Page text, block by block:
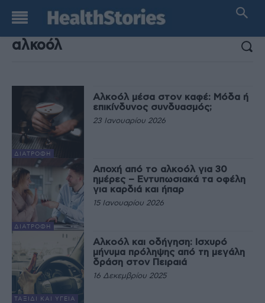
ΑΠΟΤΕΛΕΣΜΑΤΑ ΑΝΑΖΗΤΗΣΗΣ:
ΔΙΑΤΡΟΦΉ
Αλκοόλ μέσα στον καφέ: Μόδα ή
επικίνδυνος συνδυασμός;
23 Ιανουαρίου 2026
ΔΙΑΤΡΟΦΉ
Αποχή από το αλκοόλ για 30
ημέρες – Εντυπωσιακά τα οφέλη
για καρδιά και ήπαρ
15 Ιανουαρίου 2026
ΤΑΞΊΔΙ ΚΑΙ ΥΓΕΊΑ
Αλκοόλ και οδήγηση: Ισχυρό
μήνυμα πρόληψης από τη μεγάλη
δράση στον Πειραιά
16 Δεκεμβρίου 2025